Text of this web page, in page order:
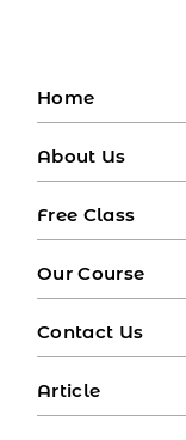
Home
About Us
Free Class
Our Course
Contact Us
Article